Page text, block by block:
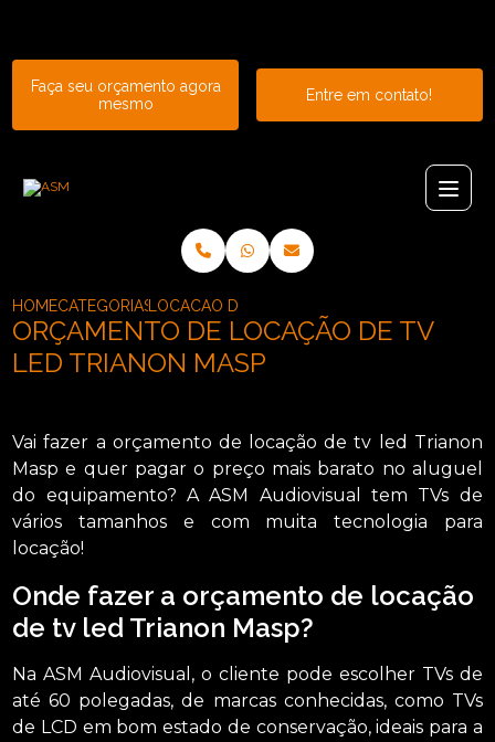
Faça seu orçamento agora
mesmo
Entre em contato!
HOMECATEGORIAS LOCACAO DE TVS_LOCACAO DE TV
ORÇAMENTO DE LOCAÇÃO DE TV
LED TRIANON MASP
Vai fazer a orçamento de locação de tv led Trianon
Masp e quer pagar o preço mais barato no aluguel
do equipamento? A ASM Audiovisual tem TVs de
vários tamanhos e com muita tecnologia para
locação!
Onde fazer a orçamento de locação
de tv led Trianon Masp?
Na ASM Audiovisual, o cliente pode escolher TVs de
até 60 polegadas, de marcas conhecidas, como TVs
de LCD em bom estado de conservação, ideais para a